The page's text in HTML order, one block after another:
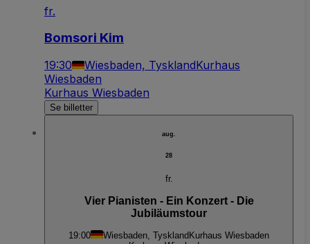
fr.
Bomsori Kim
19:30 Wiesbaden, TysklandKurhaus
Wiesbaden
Kurhaus Wiesbaden
Se billetter
aug.
28
fr.
Vier Pianisten - Ein Konzert - Die
Jubiläumstour
19:00 Wiesbaden, Tyskland Kurhaus Wiesbaden